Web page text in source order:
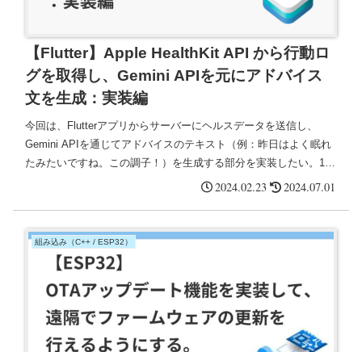
【Flutter】Apple HealthKit API から行動ロ
グを取得し、Gemini APIを元にアドバイス
文を生成：実装編
今回は、Flutterアプリからサーバーにヘルスデータを送信し、
Gemini APIを通じてアドバイスのテキスト（例：昨日はよく眠れ
たみたいですね。この調子！）を生成する部分を実装したい。1日
の総歩数と総運動時間を出力するように計算ロジックを追加。
2024.02.23 2024.07.01
組み込み（C++ / ESP32）